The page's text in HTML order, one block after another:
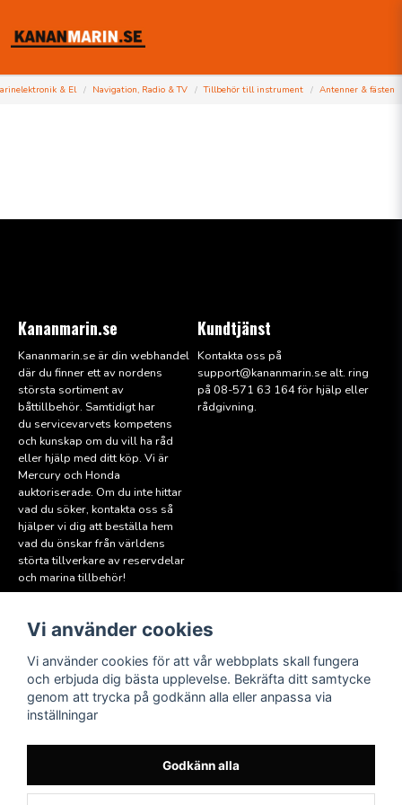
& El Navigation, Radio & TV Tillbehör till instrument Antenner & fästen
Kananmarin.se
Kananmarin.se är din webhandel
där du finner ett av nordens
största sortiment av
båttillbehör. Samtidigt har
du servicevarvets kompetens
och kunskap om du vill ha råd
eller hjälp med ditt köp. Vi är
Mercury och Honda
auktoriserade. Om du inte hittar
vad du söker, kontakta oss så
hjälper vi dig att beställa hem
vad du önskar från världens
störta tillverkare av reservdelar
och marina tillbehör!
Kundtjänst
Kontakta oss på
support@kananmarin.se alt. ring
på 08-571 63 164 för hjälp eller
rådgivning.
Läs mer
Köpvillkor
Hitta till oss
Miljöpolicy
Medlem i Sweboat
Följ oss
Facebook
Instagram
Vi använder cookies
Vi använder cookies för att vår webbplats skall fungera
och erbjuda dig bästa upplevelse. Bekräfta ditt samtycke
genom att trycka på godkänn alla eller anpassa via
inställningar
Godkänn alla